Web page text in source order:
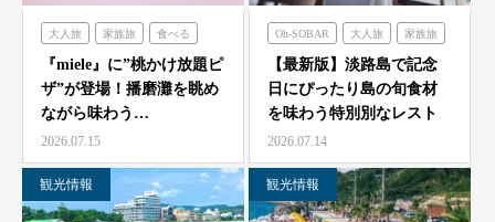
大人旅 家族旅 食べる
体験する ミエレ
『miele』に”桃かけ放題ピ
ザ”が登場！播磨灘を眺め
ながら味わう…
2026.07.15
Oh-SOBAR 大人旅 家族旅
食べる フレンチの森
オーシャンテラス
のじまスコーラ 青海波
海神人の食卓
【最新版】淡路島で記念
日にぴったり島の旬食材
を味わう特別別なレスト
ラン7選
2026.07.14
観光情報 観光情報